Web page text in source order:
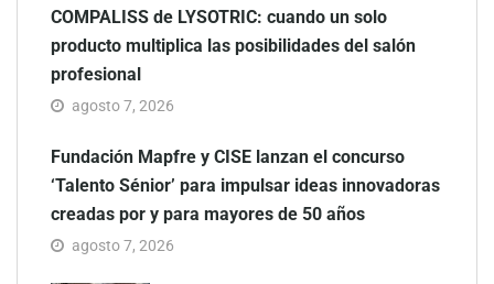
COMPALISS de LYSOTRIC: cuando un solo
producto multiplica las posibilidades del salón
profesional
agosto 7, 2026
Fundación Mapfre y CISE lanzan el concurso
‘Talento Sénior’ para impulsar ideas innovadoras
creadas por y para mayores de 50 años
agosto 7, 2026